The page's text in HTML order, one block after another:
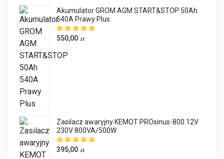
Akumulator GROM AGM START&STOP 50Ah
540A Prawy Plus
550,00 zł
Zasilacz awaryjny KEMOT PROsinus-800 12V
230V 800VA/500W
395,00 zł